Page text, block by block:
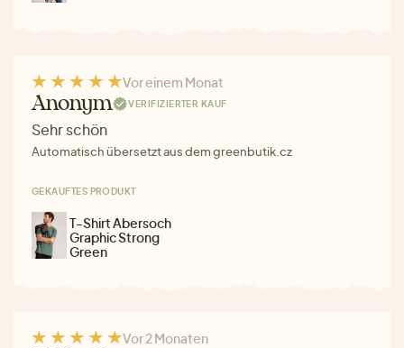
Vor einem Monat
Anonym VERIFIZIERTER KAUF
Sehr schön
Automatisch übersetzt aus dem greenbutik.cz
GEKAUFTES PRODUKT
T-Shirt Abersoch
Graphic Strong
Green
Vor 2 Monaten